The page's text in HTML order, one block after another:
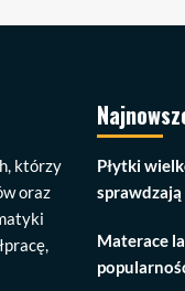
którzy
oraz
Płytki
sprawdzają
Materace